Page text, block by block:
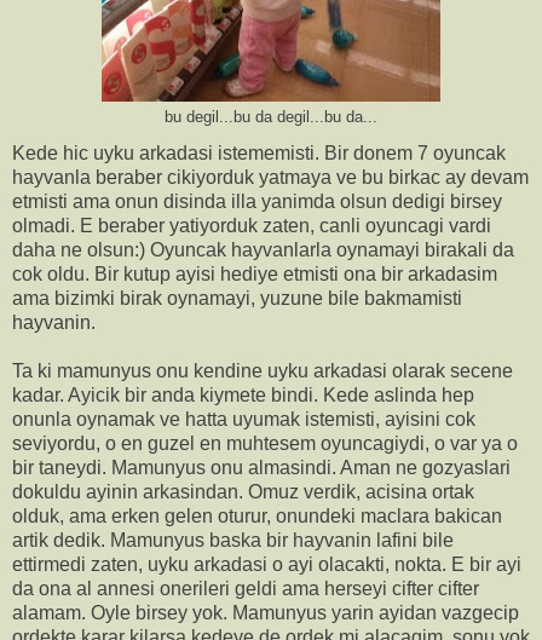
bu degil...bu da degil...bu da...
Kede hic uyku arkadasi istememisti. Bir donem 7 oyuncak
hayvanla beraber cikiyorduk yatmaya ve bu birkac ay devam
etmisti ama onun disinda illa yanimda olsun dedigi birsey
olmadi. E beraber yatiyorduk zaten, canli oyuncagi vardi
daha ne olsun:) Oyuncak hayvanlarla oynamayi birakali da
cok oldu. Bir kutup ayisi hediye etmisti ona bir arkadasim
ama bizimki birak oynamayi, yuzune bile bakmamisti
hayvanin.
Ta ki mamunyus onu kendine uyku arkadasi olarak secene
kadar. Ayicik bir anda kiymete bindi. Kede aslinda hep
onunla oynamak ve hatta uyumak istemisti, ayisini cok
seviyordu, o en guzel en muhtesem oyuncagiydi, o var ya o
bir taneydi. Mamunyus onu almasindi. Aman ne gozyaslari
dokuldu ayinin arkasindan. Omuz verdik, acisina ortak
olduk, ama erken gelen oturur, onundeki maclara bakican
artik dedik. Mamunyus baska bir hayvanin lafini bile
ettirmedi zaten, uyku arkadasi o ayi olacakti, nokta. E bir ayi
da ona al annesi onerileri geldi ama herseyi cifter cifter
alamam. Oyle birsey yok. Mamunyus yarin ayidan vazgecip